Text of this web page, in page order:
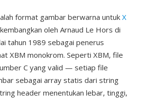
format gambar berwarna untuk X
oleh Arnaud Le Hors di
tahun 1989 sebagai penerus
XBM monokrom. Seperti XBM, file
C yang valid — setiap file
sebagai array statis dari string
header menentukan lebar, tinggi,